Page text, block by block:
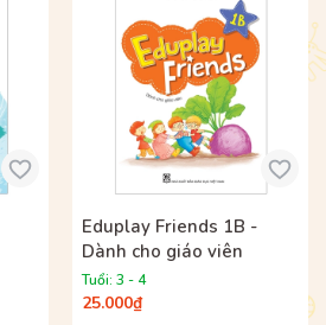
Eduplay Friends 1B -
Dành cho giáo viên
Tuổi: 3 - 4
25.000₫